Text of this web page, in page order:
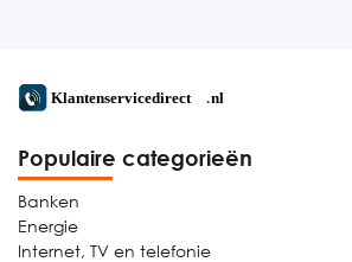
Populaire categorieën
Banken
Energie
Internet, TV en telefonie